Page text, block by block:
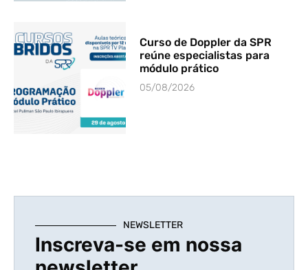
Curso de Doppler da SPR
reúne especialistas para
módulo prático
05/08/2026
NEWSLETTER
Inscreva-se em nossa